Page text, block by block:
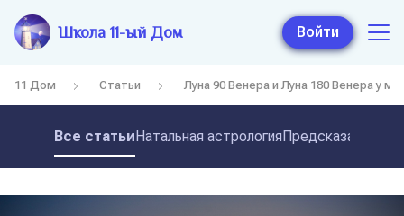
Школа 11-ый Дом Войти
11 Дом Статьи Луна 90 Венера и Луна 180 Венера у
Все статьиНатальная астрология